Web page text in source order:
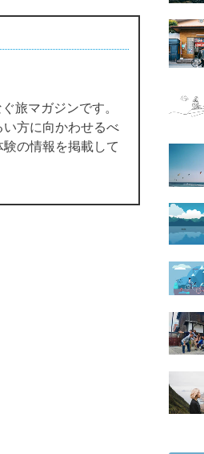
旅マガジンです。
方に向かわせるべ
の情報を掲載して